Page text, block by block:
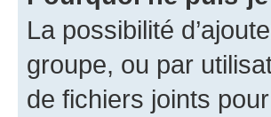
La possibilité
groupe, ou par
de fichiers joints